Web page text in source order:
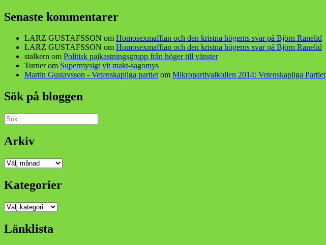
Senaste kommentarer
LARZ GUSTAFSSON om Homosexmaffian och den kristna högerns svar på Björn Ranelid
LARZ GUSTAFSSON om Homosexmaffian och den kristna högerns svar på Björn Ranelid
stalkern om Politisk pajkastningsgrupp från höger till vänster
Turnerom Supermysigt vit makt-sagomys
Martin Gustavsson - Vetenskapliga partietom Mikropartivalkollen 2014: Vetenskapliga Partiet
Sök på bloggen
Sök
efter:
Arkiv
Arkiv
Kategorier
Kategorier
Länklista